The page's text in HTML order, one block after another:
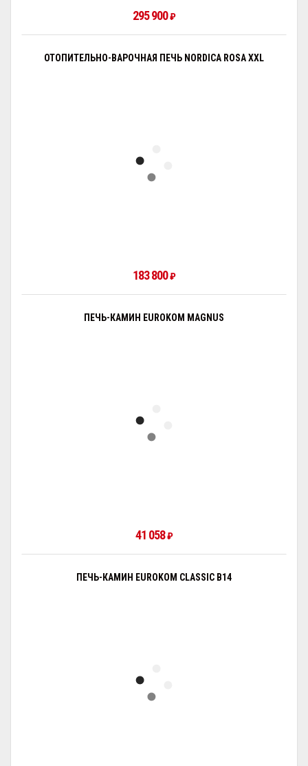
295 900₽
ОТОПИТЕЛЬНО-ВАРОЧНАЯ ПЕЧЬ NORDICA ROSA XXL
183 800₽
ПЕЧЬ-КАМИН EUROKOM MAGNUS
41 058₽
ПЕЧЬ-КАМИН EUROKOM CLASSIC B14